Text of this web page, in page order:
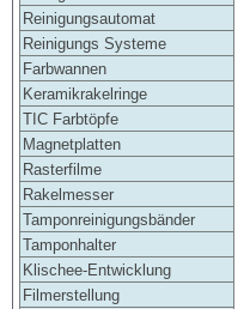
Reinigungsautomat
Reinigungs Systeme
Farbwannen
Keramikrakelringe
TIC Farbtöpfe
Magnetplatten
Rasterfilme
Rakelmesser
Tamponreinigungsbänder
Tamponhalter
Klischee-Entwicklung
Filmerstellung